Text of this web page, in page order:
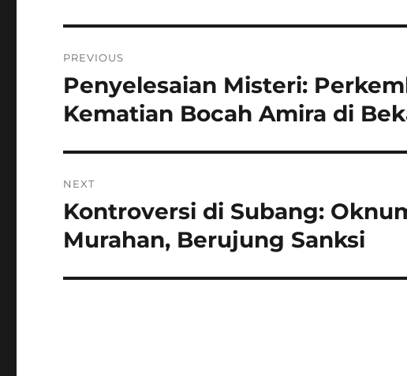
pos
PREVIOUS
Previous
post:
Penyelesaian Misteri:
Kematian Bocah Amira di
NEXT
Next
post:
Kontroversi di Subang:
Murahan, Berujung Sanksi